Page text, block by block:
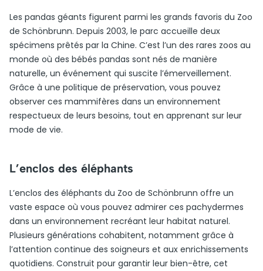
Les pandas géants figurent parmi les grands favoris du Zoo
de Schönbrunn. Depuis 2003, le parc accueille deux
spécimens prêtés par la Chine. C’est l’un des rares zoos au
monde où des bébés pandas sont nés de manière
naturelle, un événement qui suscite l’émerveillement.
Grâce à une politique de préservation, vous pouvez
observer ces mammifères dans un environnement
respectueux de leurs besoins, tout en apprenant sur leur
mode de vie.
L’enclos des éléphants
L’enclos des éléphants du Zoo de Schönbrunn offre un
vaste espace où vous pouvez admirer ces pachydermes
dans un environnement recréant leur habitat naturel.
Plusieurs générations cohabitent, notamment grâce à
l’attention continue des soigneurs et aux enrichissements
quotidiens. Construit pour garantir leur bien-être, cet